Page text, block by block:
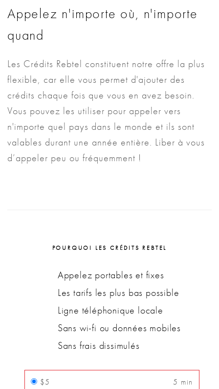
Appelez n'importe où, n'importe
quand
Les Crédits Rebtel constituent notre offre la plus
flexible, car elle vous permet d'ajouter des
crédits chaque fois que vous en avez besoin.
Vous pouvez les utiliser pour appeler vers
n'importe quel pays dans le monde et ils sont
valables durant une année entière. Liber à vous
d’appeler peu ou fréquemment !
POURQUOI LES CRÉDITS REBTEL
Appelez portables et fixes
Les tarifs les plus bas possible
Ligne téléphonique locale
Sans wi-fi ou données mobiles
Sans frais dissimulés
$5 5 min